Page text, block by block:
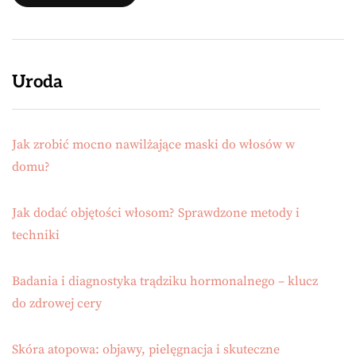
Uroda
Jak zrobić mocno nawilżające maski do włosów w
domu?
Jak dodać objętości włosom? Sprawdzone metody i
techniki
Badania i diagnostyka trądziku hormonalnego – klucz
do zdrowej cery
Skóra atopowa: objawy, pielęgnacja i skuteczne